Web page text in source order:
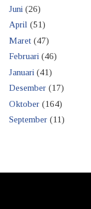
Juni (26)
April (51)
Maret (47)
Februari (46)
Januari (41)
Desember (17)
Oktober (164)
September (11)